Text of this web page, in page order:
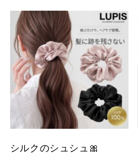
シルクのシュシュ🎀